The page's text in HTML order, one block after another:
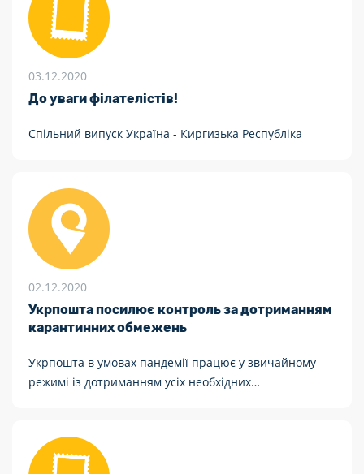
03.12.2020
До уваги філателістів!
Спільний випуск Україна - Киргизька Республіка
02.12.2020
Укрпошта посилює контроль за дотриманням
карантинних обмежень
Укрпошта в умовах пандемії працює у звичайному
режимі із дотриманням усіх необхідних